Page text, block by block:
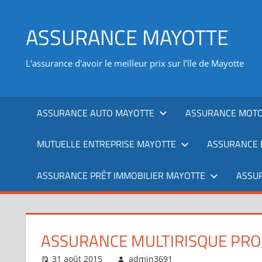
contenuASSURANCE MAYOTTE
L'assurance d'avoir le meilleur prix sur l’île de Mayotte
ASSURANCE AUTO MAYOTTE ASSURANCE
MUTUELLE ENTREPRISE MAYOTTE ASSURANCE
ASSURANCE PRÊT IMMOBILIER MAYOTTE
ASSURANCE MULTIRISQUE
31 août 2015 admin3691